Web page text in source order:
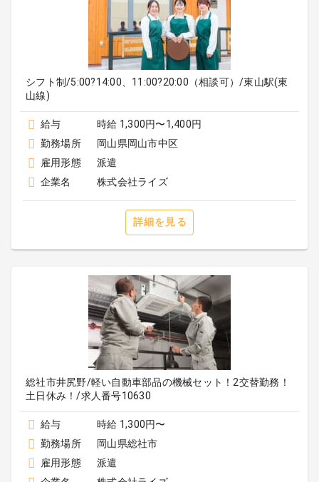
シフト制/5:00?14:00、11:00?20:00（相談可）/東山駅(東
山線)
給与
時給 1,300円〜1,400円
勤務場所
岡山県岡山市中区
雇用形態
派遣
企業名
株式会社ライズ
詳細を見る
総社市井尻野/軽い自動車部品の機械セット！2交替勤務！
土日休み！/求人番号10630
給与
時給 1,300円〜
勤務場所
岡山県総社市
雇用形態
派遣